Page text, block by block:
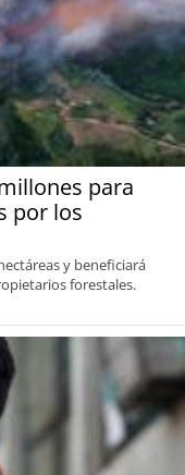
para
por los
y beneficiará
forestales.